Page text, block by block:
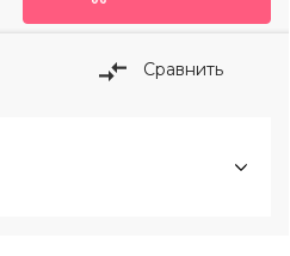
Сравнить